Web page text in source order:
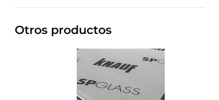
Otros productos